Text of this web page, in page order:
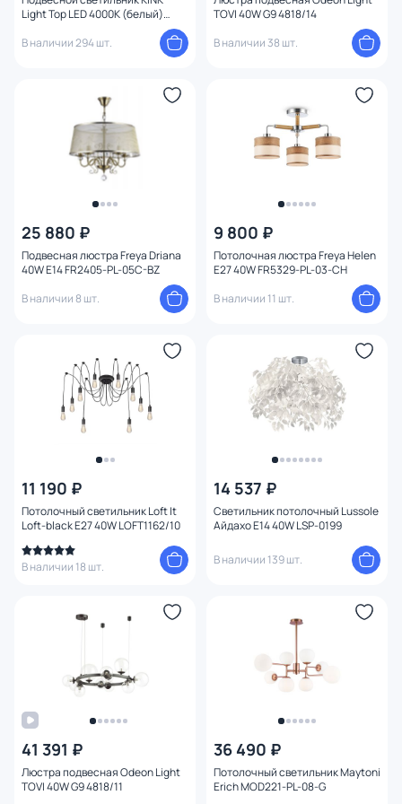
Light Тор LED 4000К (белый)
В наличии 294 шт.
TOVI 40W G9 4818/14
В наличии 38 шт.
25 880 ₽
Подвесная люстра Freya Driana
40W E14 FR2405-PL-05C-BZ
В наличии 8 шт.
9 800 ₽
Потолочная люстра Freya Helen
E27 40W FR5329-PL-03-CH
В наличии 11 шт.
11 190 ₽
Потолочный светильник Loft It
Loft-black E27 40W LOFT1162/10
В наличии 18 шт.
14 537 ₽
Светильник потолочный Lussole
Айдахо E14 40W LSP-0199
В наличии 139 шт.
41 391 ₽
Люстра подвесная Odeon Light
TOVI 40W G9 4818/11
36 490 ₽
Потолочный светильник Maytoni
Erich MOD221-PL-08-G
Мощность ламп
Умный дом